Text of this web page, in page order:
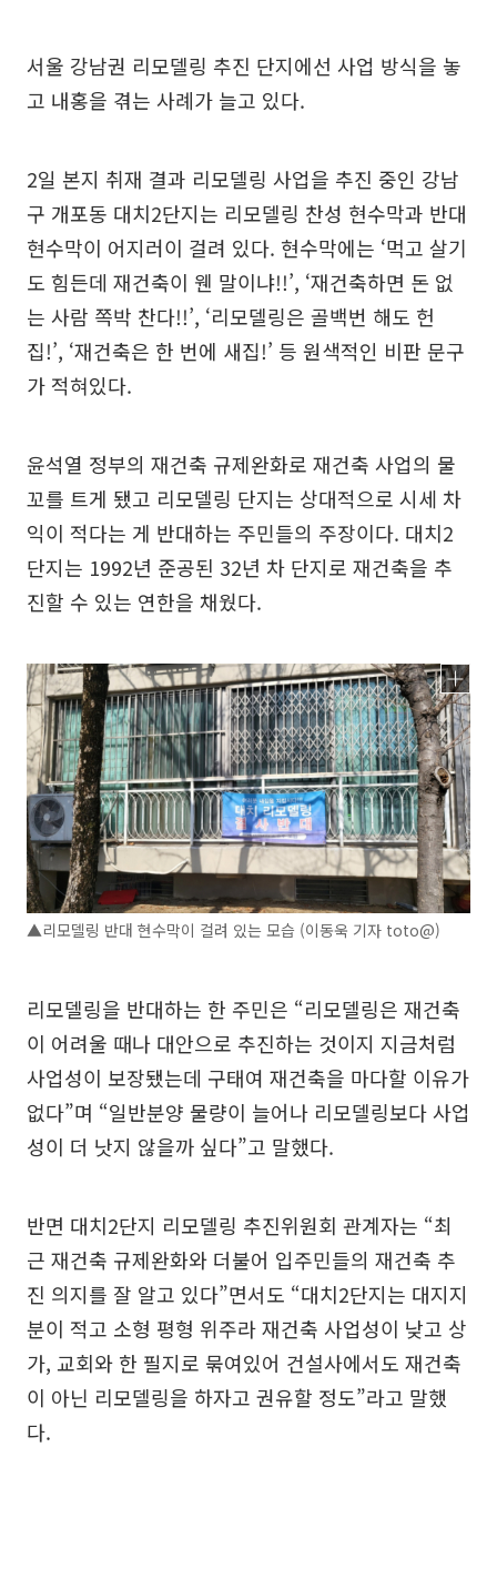
서울 강남권 리모델링 추진 단지에선 사업 방식을 놓
고 내홍을 겪는 사례가 늘고 있다.
2일 본지 취재 결과 리모델링 사업을 추진 중인 강남
구 개포동 대치2단지는 리모델링 찬성 현수막과 반대
현수막이 어지러이 걸려 있다. 현수막에는 ‘먹고 살기
도 힘든데 재건축이 웬 말이냐!!’, ‘재건축하면 돈 없
는 사람 쪽박 찬다!!’, ‘리모델링은 골백번 해도 헌
집!’, ‘재건축은 한 번에 새집!’ 등 원색적인 비판 문구
가 적혀있다.
윤석열 정부의 재건축 규제완화로 재건축 사업의 물
꼬를 트게 됐고 리모델링 단지는 상대적으로 시세 차
익이 적다는 게 반대하는 주민들의 주장이다. 대치2
단지는 1992년 준공된 32년 차 단지로 재건축을 추
진할 수 있는 연한을 채웠다.
▲리모델링 반대 현수막이 걸려 있는 모습 (이동욱 기자 toto@)
리모델링을 반대하는 한 주민은 “리모델링은 재건축
이 어려울 때나 대안으로 추진하는 것이지 지금처럼
사업성이 보장됐는데 구태여 재건축을 마다할 이유가
없다”며 “일반분양 물량이 늘어나 리모델링보다 사업
성이 더 낫지 않을까 싶다”고 말했다.
반면 대치2단지 리모델링 추진위원회 관계자는 “최
근 재건축 규제완화와 더불어 입주민들의 재건축 추
진 의지를 잘 알고 있다”면서도 “대치2단지는 대지지
분이 적고 소형 평형 위주라 재건축 사업성이 낮고 상
가, 교회와 한 필지로 묶여있어 건설사에서도 재건축
이 아닌 리모델링을 하자고 권유할 정도”라고 말했
다.